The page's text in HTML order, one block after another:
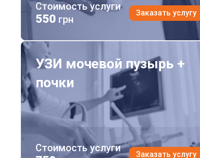
Стоимость услуги
550 грн
Заказать услугу
УЗИ мочевой пузырь + почки
УЗИ мочевой пузырь +
почки
Стоимость услуги
Заказать услугу